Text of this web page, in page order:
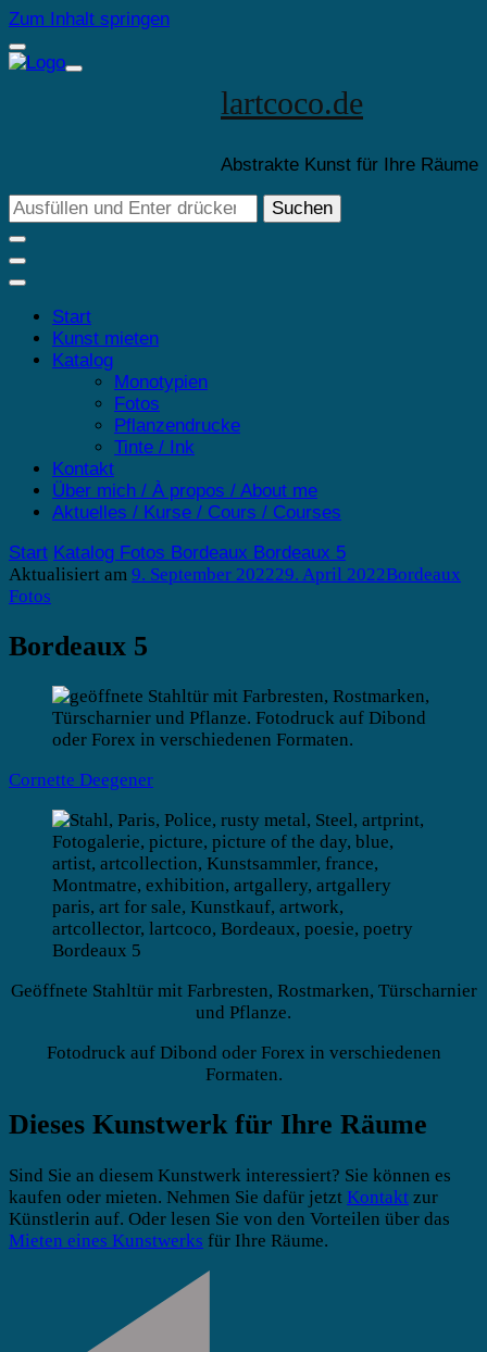
Zum Inhalt springen
lartcoco.de
Abstrakte Kunst für Ihre Räume
Suchst
du
nach
etwas?
Start
Kunst mieten
Katalog
Monotypien
Fotos
Pflanzendrucke
Tinte / Ink
Kontakt
Über mich / À propos / About me
Aktuelles / Kurse / Cours / Courses
Start Katalog Fotos Bordeaux Bordeaux 5
Aktualisiert am 9. September 202229. April 2022Bordeaux
Fotos
Bordeaux 5
Cornette Deegener
Bordeaux 5
Geöffnete Stahltür mit Farbresten, Rostmarken, Türscharnier
und Pflanze.
Fotodruck auf Dibond oder Forex in verschiedenen
Formaten.
Dieses Kunstwerk für Ihre Räume
Sind Sie an diesem Kunstwerk interessiert? Sie können es
kaufen oder mieten. Nehmen Sie dafür jetzt Kontakt zur
Künstlerin auf. Oder lesen Sie von den Vorteilen über das
Mieten eines Kunstwerks für Ihre Räume.